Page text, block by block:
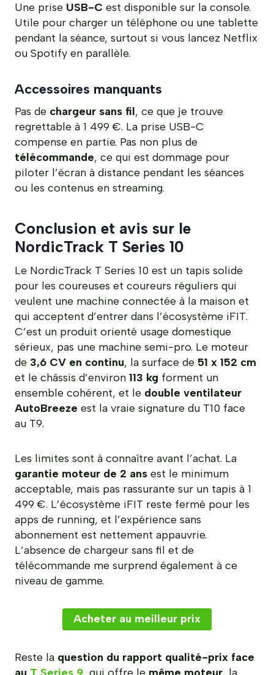
Une prise USB-C est disponible sur la console.
Utile pour charger un téléphone ou une tablette
pendant la séance, surtout si vous lancez Netflix
ou Spotify en parallèle.
Accessoires manquants
Pas de chargeur sans fil, ce que je trouve
regrettable à 1 499 €. La prise USB-C
compense en partie. Pas non plus de
télécommande, ce qui est dommage pour
piloter l’écran à distance pendant les séances
ou les contenus en streaming.
Conclusion et avis sur le
NordicTrack T Series 10
Le NordicTrack T Series 10 est un tapis solide
pour les coureuses et coureurs réguliers qui
veulent une machine connectée à la maison et
qui acceptent d’entrer dans l’écosystème iFIT.
C’est un produit orienté usage domestique
sérieux, pas une machine semi-pro. Le moteur
de 3,6 CV en continu, la surface de 51 x 152 cm
et le châssis d’environ 113 kg forment un
ensemble cohérent, et le double ventilateur
AutoBreeze est la vraie signature du T10 face
au T9.
Les limites sont à connaître avant l’achat. La
garantie moteur de 2 ans est le minimum
acceptable, mais pas rassurante sur un tapis à 1
499 €. L’écosystème iFIT reste fermé pour les
apps de running, et l’expérience sans
abonnement est nettement appauvrie.
L’absence de chargeur sans fil et de
télécommande me surprend également à ce
niveau de gamme.
Acheter au meilleur prix
Reste la question du rapport qualité-prix face